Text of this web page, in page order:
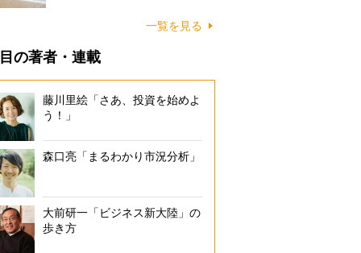
一覧を見る
の著者・連載
藤川里絵「さあ、投資を始めよ
う！」
森口亮「まるわかり市況分析」
大前研一「ビジネス新大陸」の
歩き方